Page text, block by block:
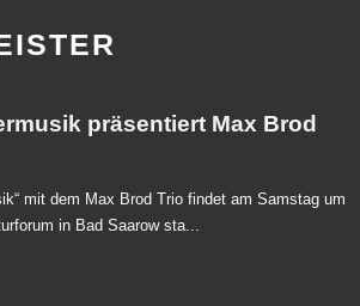
präsentiert Max Brod
mit dem Max Brod Trio findet am Samstag um
in Bad Saarow sta...